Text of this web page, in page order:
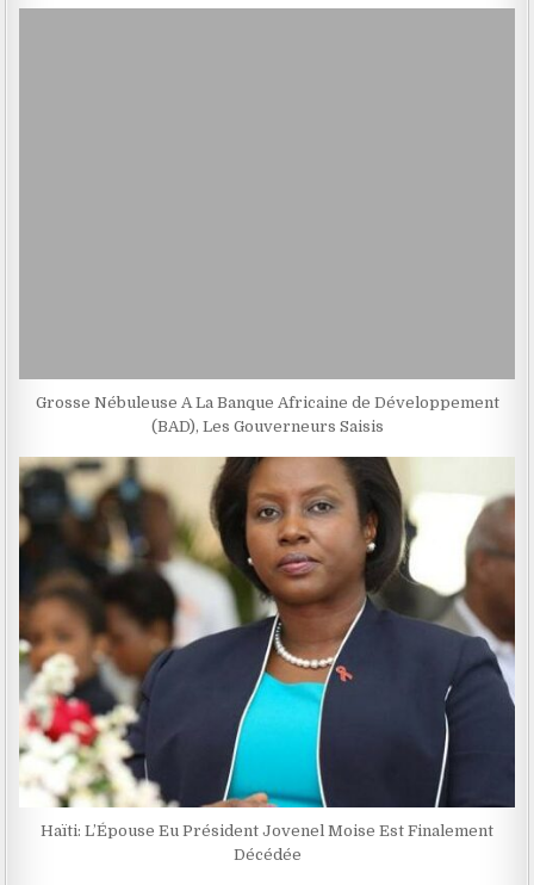
Grosse Nébuleuse A La Banque Africaine de Développement
(BAD), Les Gouverneurs Saisis
Haïti: L’Épouse Eu Président Jovenel Moise Est Finalement
Décédée